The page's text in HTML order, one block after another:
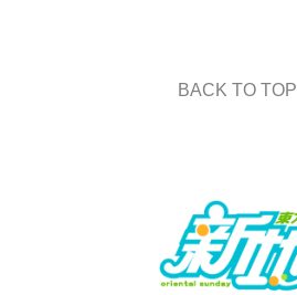
BACK TO TOP